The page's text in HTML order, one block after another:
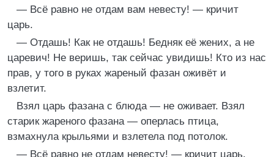
— Всё равно не отдам вам невесту! — кричит
царь.
— Отдашь! Как не отдашь! Бедняк её жених, а не
царевич! Не веришь, так сейчас увидишь! Кто из нас
прав, у того в руках жареный фазан оживёт и
взлетит.
Взял царь фазана с блюда — не оживает. Взял
старик жареного фазана — оперлась птица,
взмахнула крыльями и взлетела под потолок.
— Всё равно не отдам невесту! — кричит царь.